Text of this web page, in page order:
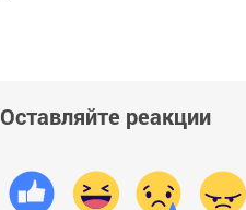
Оставляйте реакции